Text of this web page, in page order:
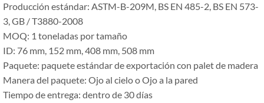
Producción estándar: ASTM-B-209M, BS EN 485-2, BS EN 573-
3, GB / T3880-2008
MOQ: 1 toneladas por tamaño
ID: 76 mm, 152 mm, 408 mm, 508 mm
Paquete: paquete estándar de exportación con palet de madera
Manera del paquete: Ojo al cielo o Ojo a la pared
Tiempo de entrega: dentro de 30 días